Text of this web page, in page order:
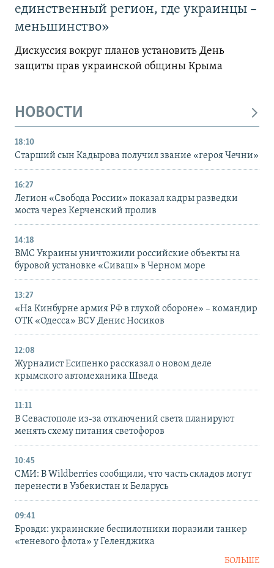
единственный регион, где украинцы –
меньшинство»
Дискуссия вокруг планов установить День
защиты прав украинской общины Крыма
НОВОСТИ
18:10
Старший сын Кадырова получил звание «героя Чечни»
16:27
Легион «Свобода России» показал кадры разведки
моста через Керченский пролив
14:18
ВМС Украины уничтожили российские объекты на
буровой установке «Сиваш» в Черном море
13:27
«На Кинбурне армия РФ в глухой обороне» – командир
ОТК «Одесса» ВСУ Денис Носиков
12:08
Журналист Есипенко рассказал о новом деле
крымского автомеханика Шведа
11:11
В Севастополе из-за отключений света планируют
менять схему питания светофоров
10:45
СМИ: В Wildberries сообщили, что часть складов могут
перенести в Узбекистан и Беларусь
09:41
Бровди: украинские беспилотники поразили танкер
«теневого флота» у Геленджика
БОЛЬШЕ